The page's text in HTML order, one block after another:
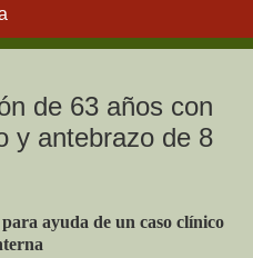
de 63 años con
y antebrazo de 8
ayuda de un caso clínico